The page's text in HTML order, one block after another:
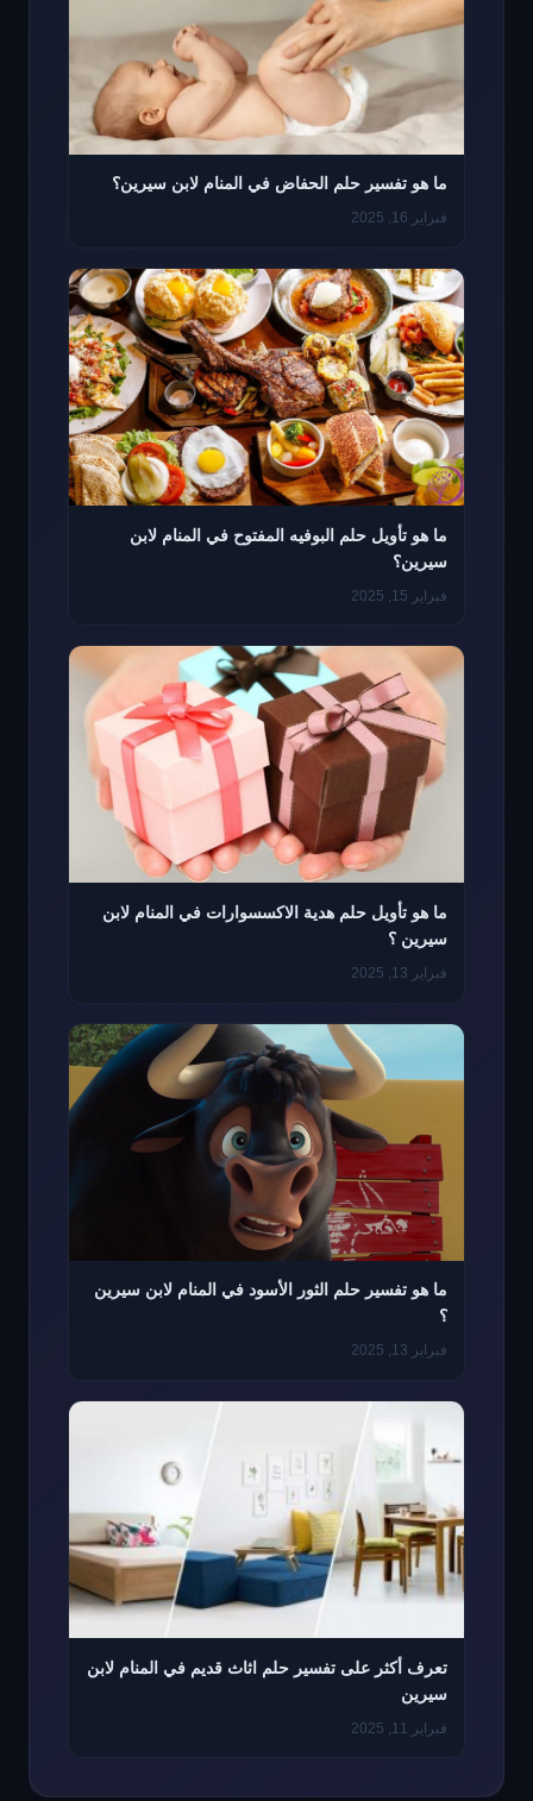
ما هو تفسير حلم الحفاض في المنام لابن سيرين؟
فبراير 16, 2025
ما هو تأويل حلم البوفيه المفتوح في المنام لابن
سيرين؟
فبراير 15, 2025
ما هو تأويل حلم هدية الاكسسوارات في المنام لابن
سيرين ؟
فبراير 13, 2025
ما هو تفسير حلم الثور الأسود في المنام لابن سيرين
؟
فبراير 13, 2025
تعرف أكثر على تفسير حلم اثاث قديم في المنام لابن
سيرين
فبراير 11, 2025